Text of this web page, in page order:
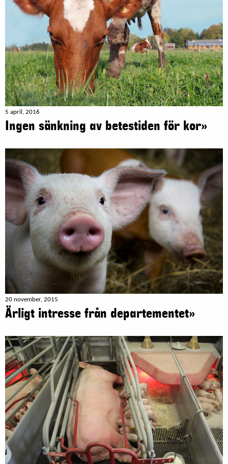
5 april, 2016
Ingen sänkning av betestiden för kor»
20 november, 2015
Ärligt intresse från departementet»